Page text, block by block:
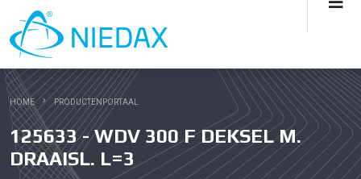
HOME PRODUCTENPORTAAL
125633 - WDV 300 F DEKSEL M.
DRAAISL. L=3